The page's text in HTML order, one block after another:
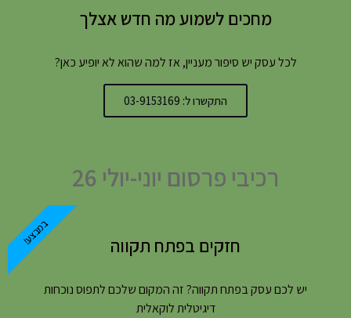
מחכים לשמוע מה חדש אצלך
לכל עסק יש סיפור מעניין, אז למה שהוא לא יופיע כאן?
התקשרו ל: 03-9153169
רכיבי פרסום יוני-יולי 26
חזקים בפתח תקווה
יש לכם עסק בפתח תקווה? זה המקום שלכם לתפוס נוכחות
דיגיטלית לוקאלית
במבצע!